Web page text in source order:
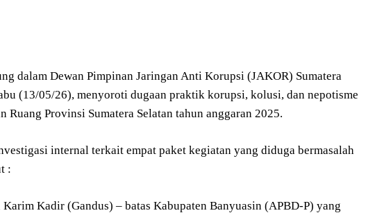
dalam Dewan Pimpinan Jaringan Anti Korupsi (JAKOR) Sumatera
(13/05/26), menyoroti dugaan praktik korupsi, kolusi, dan nepotisme
Provinsi Sumatera Selatan tahun anggaran 2025.
internal terkait empat paket kegiatan yang diduga bermasalah
:
Kadir (Gandus) – batas Kabupaten Banyuasin (APBD-P) yang